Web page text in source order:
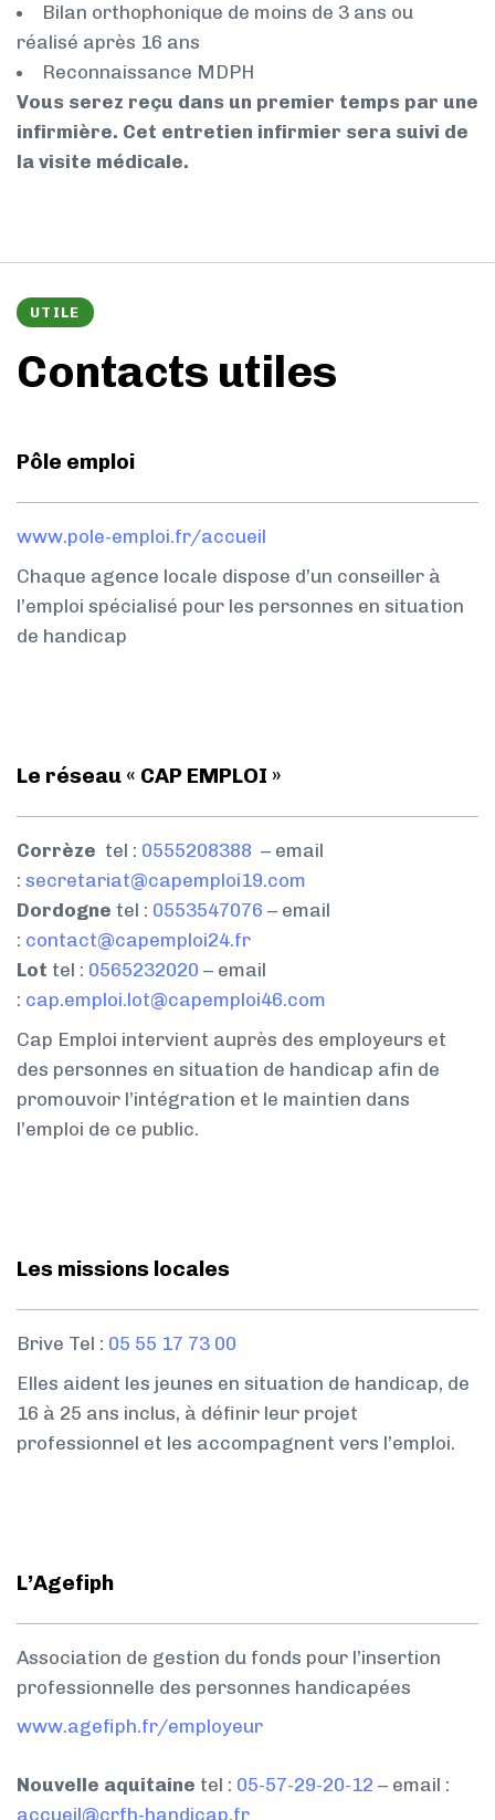
Bilan orthophonique de moins de 3 ans ou
réalisé après 16 ans
Reconnaissance MDPH
Vous serez reçu dans un premier temps par une
infirmière. Cet entretien infirmier sera suivi de
la visite médicale.
UTILE
Contacts utiles
Pôle emploi
www.pole-emploi.fr/accueil
Chaque agence locale dispose d’un conseiller à
l’emploi spécialisé pour les personnes en situation
de handicap
Le réseau « CAP EMPLOI »
Corrèze tel : 0555208388 – email
: secretariat@capemploi19.com
Dordogne tel : 0553547076 – email
: contact@capemploi24.fr
Lot tel : 0565232020 – email
: cap.emploi.lot@capemploi46.com
Cap Emploi intervient auprès des employeurs et
des personnes en situation de handicap afin de
promouvoir l’intégration et le maintien dans
l’emploi de ce public.
Les missions locales
Brive Tel : 05 55 17 73 00
Elles aident les jeunes en situation de handicap, de
16 à 25 ans inclus, à définir leur projet
professionnel et les accompagnent vers l’emploi.
L’Agefiph
Association de gestion du fonds pour l’insertion
professionnelle des personnes handicapées
www.agefiph.fr/employeur
Nouvelle aquitaine tel : 05-57-29-20-12 – email :
accueil@crfh-handicap.fr